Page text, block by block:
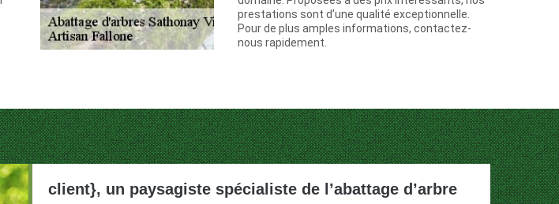
prestations sont d’une qualité exceptionnelle.
Pour de plus amples informations, contactez-
nous rapidement.
client}, un paysagiste spécialiste de l’abattage d’arbre